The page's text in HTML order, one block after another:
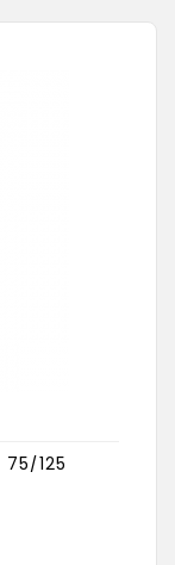
125